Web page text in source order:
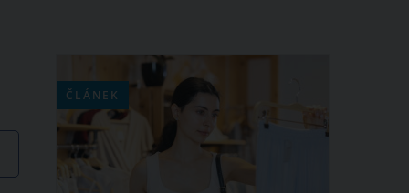
ČLÁNEK